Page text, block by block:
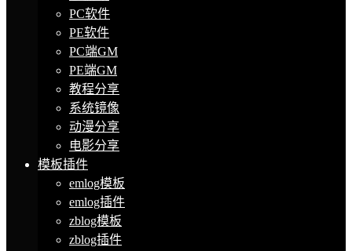
PC软件
PE软件
PC端GM
PE端GM
教程分享
系统镜像
动漫分享
电影分享
模板插件
emlog模板
emlog插件
zblog模板
zblog插件